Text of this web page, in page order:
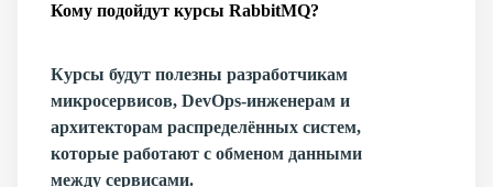
Кому подойдут курсы RabbitMQ?
Курсы будут полезны разработчикам
микросервисов, DevOps-инженерам и
архитекторам распределённых систем,
которые работают с обменом данными
между сервисами.